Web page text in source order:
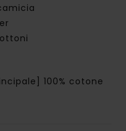
100% cotone